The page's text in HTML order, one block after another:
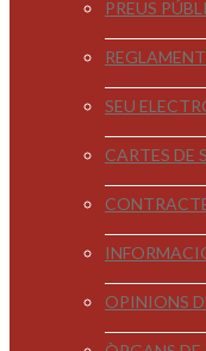
PREUS
SEU
CARTES DE
OPINIONS